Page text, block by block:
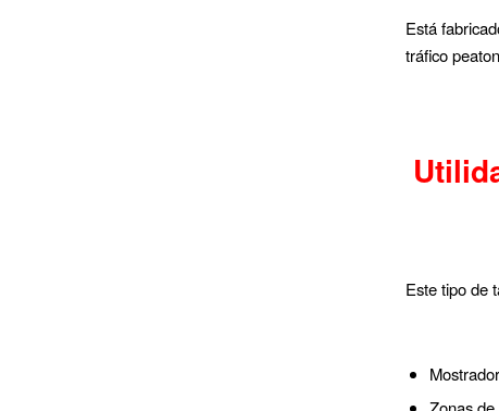
Está
tráfico
Este tipo de